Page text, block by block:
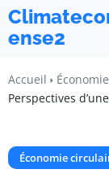
ense2
Accueil
Perspectives
Économie